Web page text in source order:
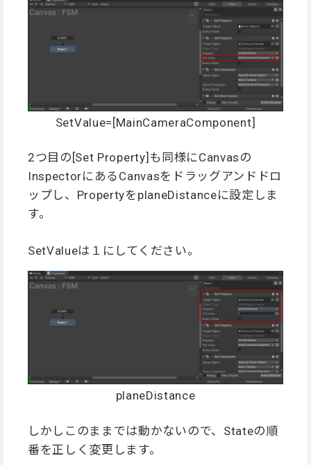
SetValue=[MainCameraComponent]
2つ目の[Set Property]も同様にCanvasの
InspectorにあるCanvasをドラッグアンドドロ
ップし、PropertyをplaneDistanceに設定しま
す。
SetValueは１にしてください。
planeDistance
しかしこのままでは動かないので、Stateの順
番を正しく変更します。